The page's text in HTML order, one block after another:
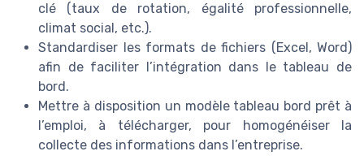
clé (taux de rotation, égalité professionnelle,
climat social, etc.).
Standardiser les formats de fichiers (Excel, Word)
afin de faciliter l’intégration dans le tableau de
bord.
Mettre à disposition un modèle tableau bord prêt à
l’emploi, à télécharger, pour homogénéiser la
collecte des informations dans l’entreprise.